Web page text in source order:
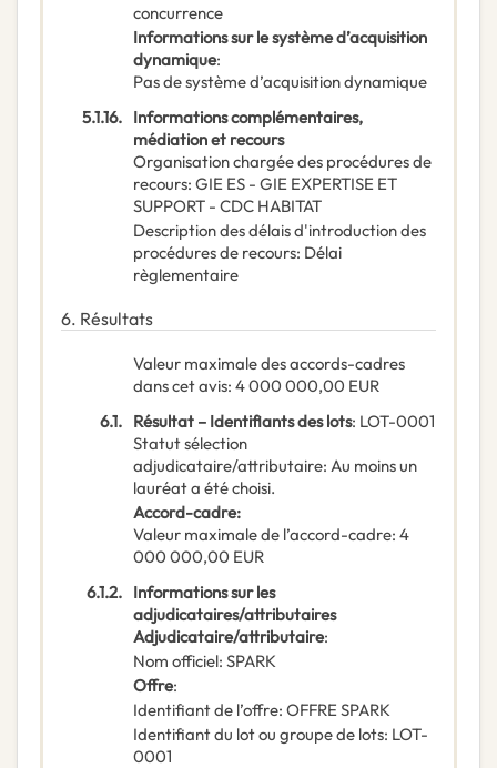
concurrence
Informations sur le système d’acquisition
dynamique:
Pas de système d’acquisition dynamique
5.1.16. Informations complémentaires,
médiation et recours
Organisation chargée des procédures de
recours: GIE ES - GIE EXPERTISE ET
SUPPORT - CDC HABITAT
Description des délais d'introduction des
procédures de recours: Délai
règlementaire
6. Résultats
Valeur maximale des accords-cadres
dans cet avis: 4 000 000,00 EUR
6.1. Résultat – Identifiants des lots: LOT-0001
Statut sélection
adjudicataire/attributaire: Au moins un
lauréat a été choisi.
Accord-cadre:
Valeur maximale de l’accord-cadre: 4
000 000,00 EUR
6.1.2. Informations sur les
adjudicataires/attributaires
Adjudicataire/attributaire:
Nom officiel: SPARK
Offre:
Identifiant de l’offre: OFFRE SPARK
Identifiant du lot ou groupe de lots: LOT-
0001